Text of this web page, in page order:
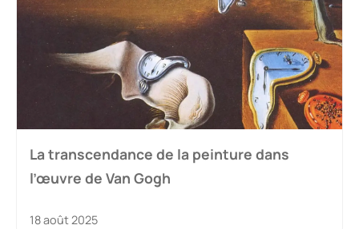
La transcendance de la peinture dans
l’œuvre de Van Gogh
18 août 2025